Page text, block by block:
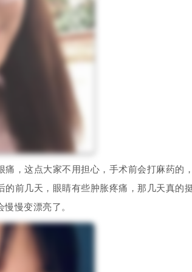
，这点大家不用担心，手术前会打麻药的
前几天，眼睛有些肿胀疼痛，那几天真的
慢变漂亮了。